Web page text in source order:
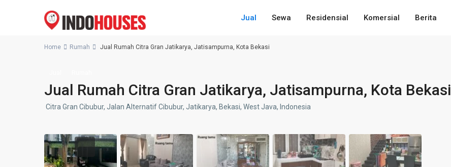
Jual Sewa Residensial Komersial Berita
Home Rumah Jual Rumah Citra Gran Jatikarya, Jatisampurna, Kota Bekasi
Jual Rumah Citra Gran Jatikarya, Jatisampurna, Kota Bekasi
Citra Gran Cibubur, Jalan Alternatif Cibubur, Jatikarya, Bekasi, West Java, Indonesia